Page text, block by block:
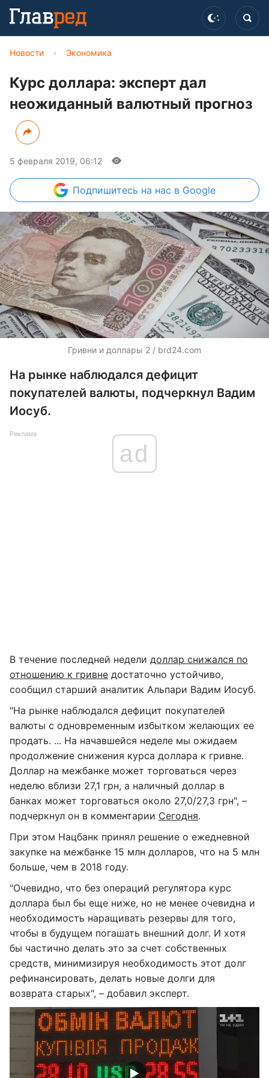
Новости › Экономика
Курс доллара: эксперт дал
неожиданный валютный прогноз
5 февраля 2019, 06:12
Подпишитесь на нас в Google
Гривни и доллары 2 / brd24.com
На рынке наблюдался дефицит
покупателей валюты, подчеркнул Вадим
Иосуб.
Реклама
ad
В течение последней недели доллар снижался по
отношению к гривне достаточно устойчиво,
сообщил старший аналитик Альпари Вадим Иосуб.
"На рынке наблюдался дефицит покупателей
валюты с одновременным избытком желающих ее
продать. ... На начавшейся неделе мы ожидаем
продолжение снижения курса доллара к гривне.
Доллар на межбанке может торговаться через
неделю вблизи 27,1 грн, а наличный доллар в
банках может торговаться около 27,0/27,3 грн", –
подчеркнул он в комментарии Сегодня.
При этом Нацбанк принял решение о ежедневной
закупке на межбанке 15 млн долларов, что на 5 млн
больше, чем в 2018 году.
"Очевидно, что без операций регулятора курс
доллара был бы еще ниже, но не менее очевидна и
необходимость наращивать резервы для того,
чтобы в будущем погашать внешний долг. И хотя
бы частично делать это за счет собственных
средств, минимизируя необходимость этот долг
рефинансировать, делать новые долги для
возврата старых", – добавил эксперт.